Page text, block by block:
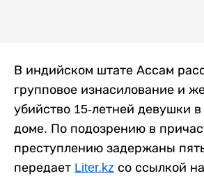
В индийском штате Ассам
групповое изнасилование и
убийство 15-летней девушки
доме. По подозрению в
преступлению задержаны
передает Liter.kz со ссылкой на